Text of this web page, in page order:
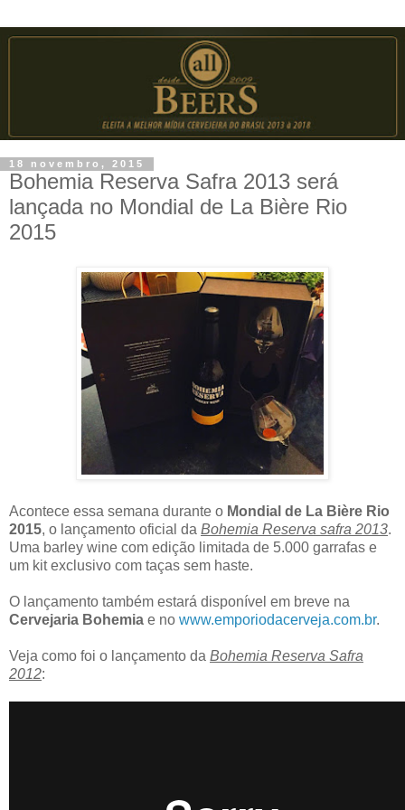
18 novembro, 2015
Bohemia Reserva Safra 2013 será
lançada no Mondial de La Bière Rio
2015
Acontece essa semana durante o Mondial de La Bière Rio
2015, o lançamento oficial da Bohemia Reserva safra 2013.
Uma barley wine com edição limitada de 5.000 garrafas e
um kit exclusivo com taças sem haste.
O lançamento também estará disponível em breve na
Cervejaria Bohemia e no www.emporiodacerveja.com.br.
Veja como foi o lançamento da Bohemia Reserva Safra
2012: